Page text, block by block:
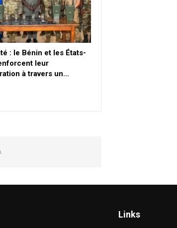
: le Bénin et les États-
leur
à travers un…
Links